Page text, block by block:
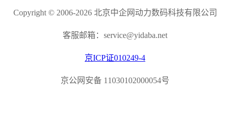
Copyright © 2006-2026 北京中企网动力数码科技有限公司
客服邮箱：service@yidaba.net
京ICP证010249-4
京公网安备 11030102000054号